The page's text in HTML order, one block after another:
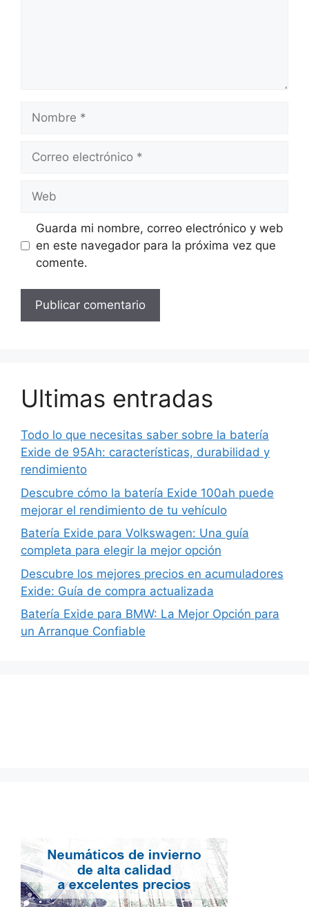
electrónico
Guarda mi nombre, correo electrónico y web
en este navegador para la próxima vez que
comente.
Ultimas entradas
Todo lo que necesitas saber sobre la batería
Exide de 95Ah: características, durabilidad y
rendimiento
Descubre cómo la batería Exide 100ah puede
mejorar el rendimiento de tu vehículo
Batería Exide para Volkswagen: Una guía
completa para elegir la mejor opción
Descubre los mejores precios en acumuladores
Exide: Guía de compra actualizada
Batería Exide para BMW: La Mejor Opción para
un Arranque Confiable